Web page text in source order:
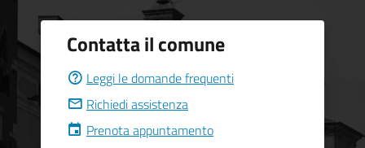
Contatta il comune
Leggi le domande frequenti
Richiedi assistenza
Prenota appuntamento